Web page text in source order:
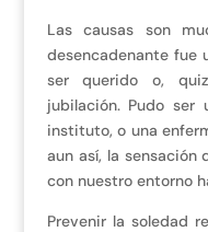
Las causas son
desencadenante fue
ser querido o,
jubilación. Pudo
instituto, o una
aun así, la sensación
con nuestro entorno
Prevenir la soledad